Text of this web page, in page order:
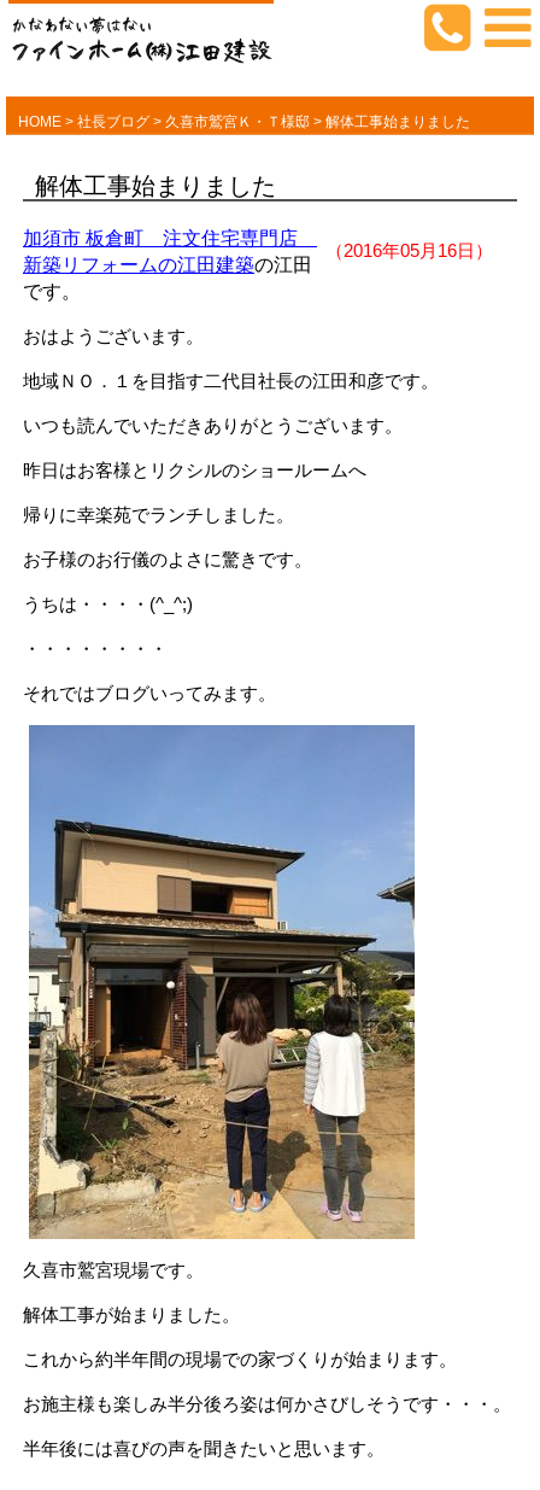
HOME > 社長ブログ > 久喜市鷲宮Ｋ・Ｔ様邸 > 解体工事始まりました
解体工事始まりました
（2016年05月16日）
加須市 板倉町 注文住宅専門店
新築リフォームの江田建築の江田
です。
おはようございます。
地域ＮＯ．１を目指す二代目社長の江田和彦です。
いつも読んでいただきありがとうございます。
昨日はお客様とリクシルのショールームへ
帰りに幸楽苑でランチしました。
お子様のお行儀のよさに驚きです。
うちは・・・・(^_^;)
・・・・・・・・
それではブログいってみます。
久喜市鷲宮現場です。
解体工事が始まりました。
これから約半年間の現場での家づくりが始まります。
お施主様も楽しみ半分後ろ姿は何かさびしそうです・・・。
半年後には喜びの声を聞きたいと思います。